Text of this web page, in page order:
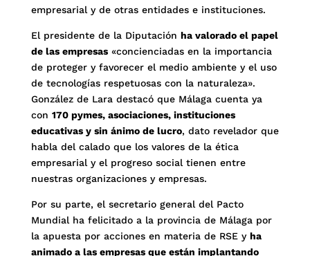
empresarial y de otras entidades e instituciones.
El presidente de la Diputación ha valorado el papel
de las empresas«concienciadas en la importancia
de proteger y favorecer el medio ambiente y el uso
de tecnologías respetuosas con la naturaleza».
González de Lara destacó que Málaga cuenta ya
con 170 pymes, asociaciones, instituciones
educativas y sin ánimo de lucro, dato revelador que
habla del calado que los valores de la ética
empresarial y el progreso social tienen entre
nuestras organizaciones y empresas.
Por su parte, el secretario general del Pacto
Mundial ha felicitado a la provincia de Málaga por
la apuesta por acciones en materia de RSE y ha
animado a las empresas que están implantando